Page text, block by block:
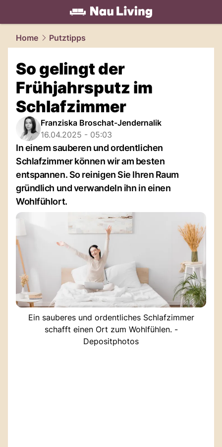
living.NAU.ch
Home Putztipps
So gelingt der
Frühjahrsputz im
Schlafzimmer
Franziska Broschat-Jendernalik
16.04.2025 - 05:03
In einem sauberen und ordentlichen
Schlafzimmer können wir am besten
entspannen. So reinigen Sie Ihren Raum
gründlich und verwandeln ihn in einen
Wohlfühlort.
Ein sauberes und ordentliches Schlafzimmer
schafft einen Ort zum Wohlfühlen. -
Depositphotos